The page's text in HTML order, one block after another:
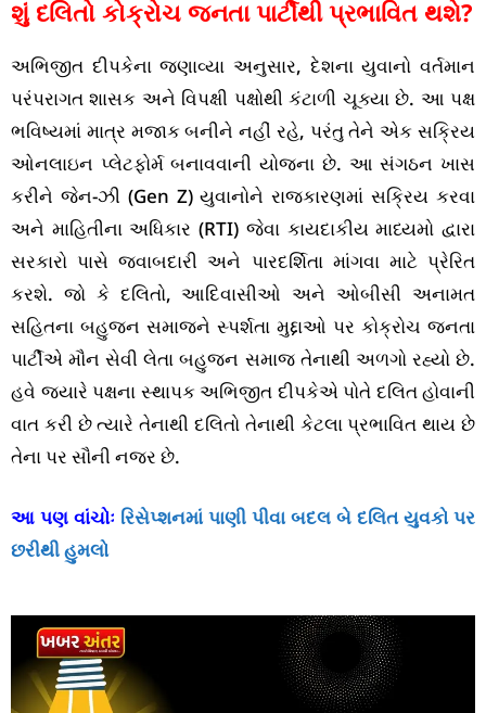
શું દલિતો કોક્રોચ જનતા પાર્ટીથી પ્રભાવિત થશે?
અભિજીત દીપકેના જણાવ્યા અનુસાર, દેશના યુવાનો વર્તમાન
પરંપરાગત શાસક અને વિપક્ષી પક્ષોથી કંટાળી ચૂક્યા છે. આ પક્ષ
ભવિષ્યમાં માત્ર મજાક બનીને નહીં રહે, પરંતુ તેને એક સક્રિય
ઓનલાઇન પ્લેટફોર્મ બનાવવાની યોજના છે. આ સંગઠન ખાસ
કરીને જેન-ઝી (Gen Z) યુવાનોને રાજકારણમાં સક્રિય કરવા
અને માહિતીના અધિકાર (RTI) જેવા કાયદાકીય માધ્યમો દ્વારા
સરકારો પાસે જવાબદારી અને પારદર્શિતા માંગવા માટે પ્રેરિત
કરશે. જો કે દલિતો, આદિવાસીઓ અને ઓબીસી અનામત
સહિતના બહુજન સમાજને સ્પર્શતા મુદ્દાઓ પર કોક્રોચ જનતા
પાર્ટીએ મૌન સેવી લેતા બહુજન સમાજ તેનાથી અળગો રહ્યો છે.
હવે જ્યારે પક્ષના સ્થાપક અભિજીત દીપકેએ પોતે દલિત હોવાની
વાત કરી છે ત્યારે તેનાથી દલિતો તેનાથી કેટલા પ્રભાવિત થાય છે
તેના પર સૌની નજર છે.
આ પણ વાંચોઃ રિસેપ્શનમાં પાણી પીવા બદલ બે દલિત યુવકો પર
છરીથી હુમલો